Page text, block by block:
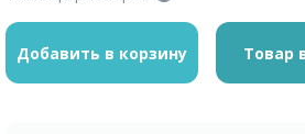
Добавить в корзину Товар